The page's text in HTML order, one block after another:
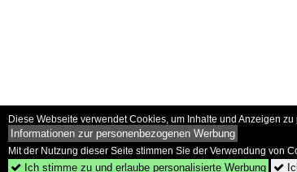
Diese Webseite verwendet Cookies, um Inhalte und Anzeigen
Informationen zur personenbezogenen Werbung
Mit der Nutzung dieser Seite stimmen Sie der Verwendung von
 Ich stimme zu und erlaube personalisierte Werbung 